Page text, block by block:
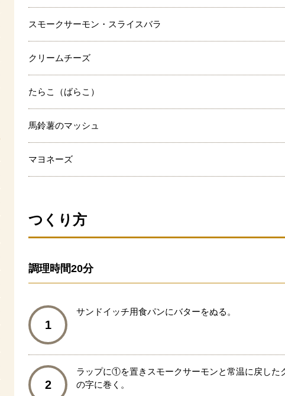
スモークサーモン・スライスバラ
クリームチーズ
たらこ（ばらこ）
馬鈴薯のマッシュ
マヨネーズ
つくり方
調理時間20分
1
サンドイッチ用食パンにバターをぬる。
2
ラップに①を置きスモークサーモンと常温に戻した
の字に巻く。